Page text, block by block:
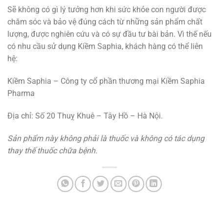
Sẽ không có gì lý tưởng hơn khi sức khỏe con người được
chăm sóc và bảo vệ đúng cách từ những sản phẩm chất
lượng, được nghiên cứu và có sự đầu tư bài bản. Vì thế nếu
có nhu cầu sử dụng Kiềm Saphia, khách hàng có thể liên
hệ:
Kiềm Saphia – Công ty cổ phần thương mại Kiềm Saphia
Pharma
Địa chỉ: Số 20 Thuỵ Khuê – Tây Hồ – Hà Nội.
Sản phẩm này không phải là thuốc và không có tác dụng
thay thế thuốc chữa bệnh.